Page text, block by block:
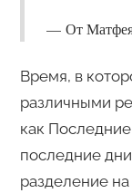
От
Время, в
различными
как
последние
разделение на